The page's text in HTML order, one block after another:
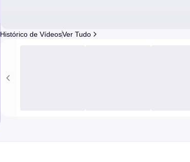
Histórico de VídeosVer Tudo